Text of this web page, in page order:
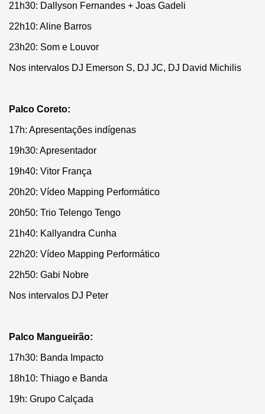
21h30: Dallyson Fernandes + Joas Gadeli
22h10: Aline Barros
23h20: Som e Louvor
Nos intervalos DJ Emerson S, DJ JC, DJ David Michilis
Palco Coreto:
17h: Apresentações indígenas
19h30: Apresentador
19h40: Vitor França
20h20: Vídeo Mapping Performático
20h50: Trio Telengo Tengo
21h40: Kallyandra Cunha
22h20: Vídeo Mapping Performático
22h50: Gabi Nobre
Nos intervalos DJ Peter
Palco Mangueirão:
17h30: Banda Impacto
18h10: Thiago e Banda
19h: Grupo Calçada